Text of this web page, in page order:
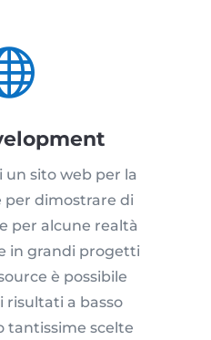
un sito web per la
per dimostrare di
per alcune realtà
in grandi progetti
è possibile
a basso
tantissime scelte